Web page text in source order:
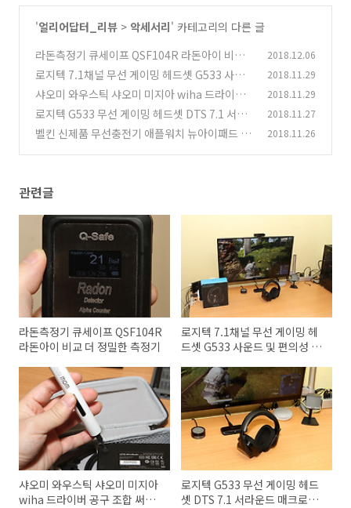
'얼리어답터_리뷰 > 악세서리' 카테고리의 다른 글
라돈측정기 큐세이프 QSF104R 라돈아이 비교
더 정밀한 측정기
(9)
2018.12.06
로지텍 7.1채널 무선 게이밍 헤드셋 G533 사운
드 및 편의성 게임 소프트웨어
(0)
2018.11.29
샤오미 와우스틱 샤오미 미지아 wiha 드라이버
공구 조합 써보기
(0)
2018.11.29
로지텍 G533 무선 게이밍 헤드셋 DTS 7.1 서라
운드 매크로까지 (1)
2018.11.27
벨킨 신제품 무선충전기 애플워치 뉴아이패드 프
2018.11.26
관련글
라돈측정기 큐세이프 QSF104R
라돈아이 비교 더 정밀한 측정기
로지텍 7.1채널 무선 게이밍 헤
드셋 G533 사운드 및 편의성 게
샤오미 와우스틱 샤오미 미지아
wiha 드라이버 공구 조합 써보
로지텍 G533 무선 게이밍 헤드
셋 DTS 7.1 서라운드 매크로까